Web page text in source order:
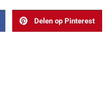
Delen op Pinterest